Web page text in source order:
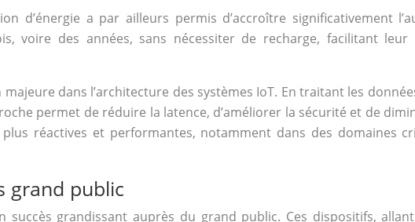
d’énergie a par ailleurs permis d’accroître significativement
voire des années, sans nécessiter de recharge, facilitant
dans l’architecture des systèmes IoT. En traitant les
permet de réduire la latence, d’améliorer la sécurité et de
réactives et performantes, notamment dans des domaines
grand public
succès grandissant auprès du grand public. Ces dispositifs,